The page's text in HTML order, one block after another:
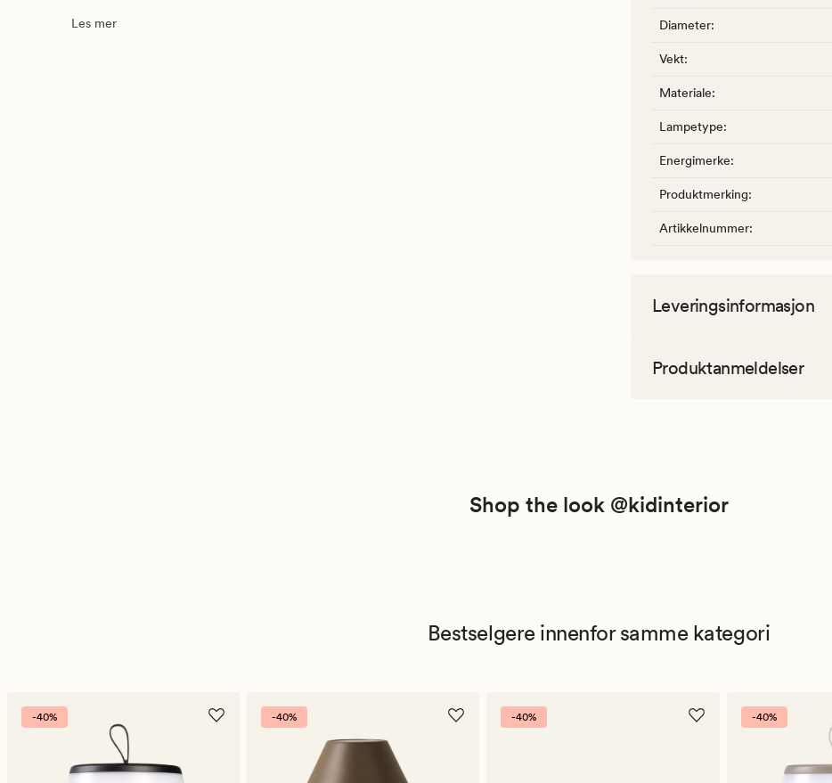
Les mer Diameter:
Vekt:
Materiale:
Lampetype:
Energimerke:
Produktmerking:
Artikkelnummer:
Leveringsinformasjon
Produktanmeldelser
Shop the look @kidinterior
Bestselgere innenfor samme kategori
-40% -40% -40% -40%